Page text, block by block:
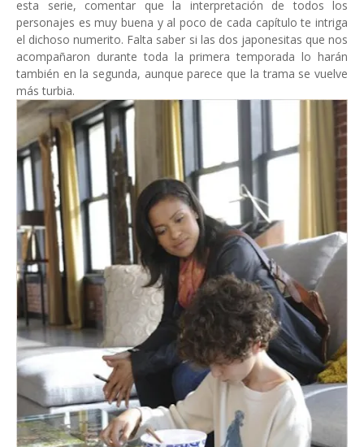
esta serie, comentar que la interpretación de todos los
personajes es muy buena y al poco de cada capítulo te intriga
el dichoso numerito. Falta saber si las dos japonesitas que nos
acompañaron durante toda la primera temporada lo harán
también en la segunda, aunque parece que la trama se vuelve
más turbia.